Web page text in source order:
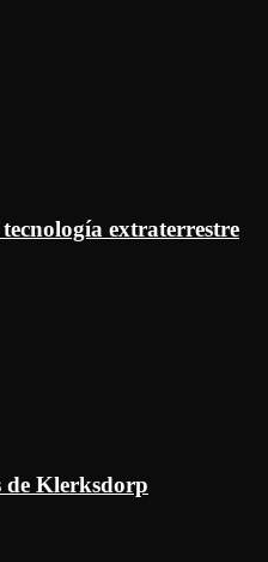
extraterrestre
de Klerksdorp